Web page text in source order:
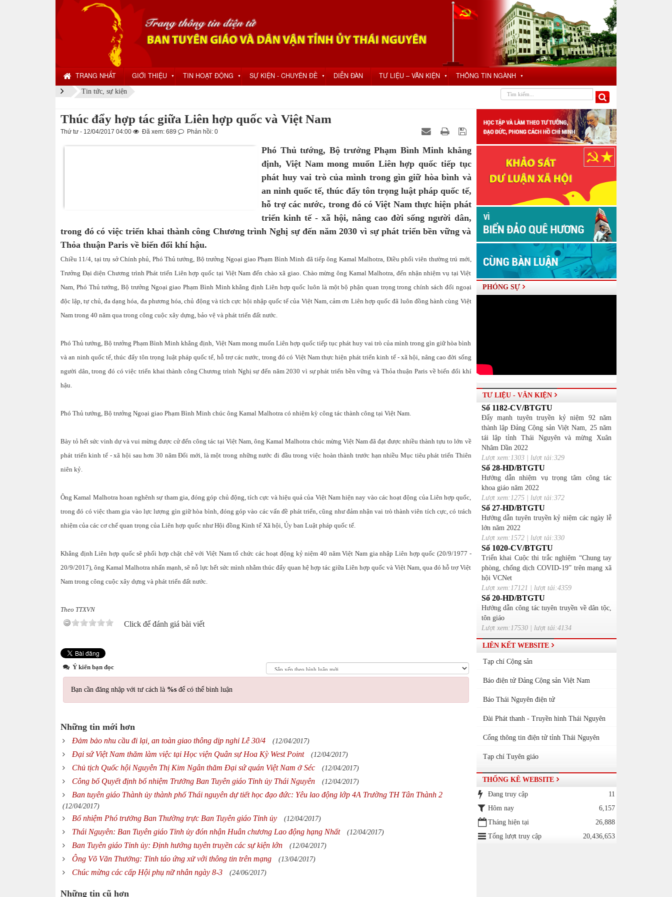
TRANG NHẤT GIỚI THIỆU ▼ TIN HOẠT ĐỘNG ▼ SỰ KIỆN - CHUYÊN ĐỀ ▼ DIỄN ĐÀN TƯ LIỆU – VĂN KIỆN ▼ THÔNG TIN NGÀNH ▼
Tin tức, sự kiện
Thúc đẩy hợp tác giữa Liên hợp quốc và Việt Nam
Thứ tư - 12/04/2017 04:00 Đã xem: 689 Phản hồi: 0
Phó Thủ tướng, Bộ trưởng Phạm Bình Minh khẳng
định, Việt Nam mong muốn Liên hợp quốc tiếp tục
phát huy vai trò của mình trong gìn giữ hòa bình và
an ninh quốc tế, thúc đẩy tôn trọng luật pháp quốc tế,
hỗ trợ các nước, trong đó có Việt Nam thực hiện phát
triển kinh tế - xã hội, nâng cao đời sống người dân,
trong đó có việc triển khai thành công Chương trình Nghị sự đến năm 2030 vì sự phát triển bền vững và
Thỏa thuận Paris về biến đổi khí hậu.
Chiều 11/4, tại trụ sở Chính phủ, Phó Thủ tướng, Bộ trưởng Ngoại giao Phạm Bình Minh đã tiếp ông Kamal Malhotra, Điều phối viên thường trú mới,
Trưởng Đại diện Chương trình Phát triển Liên hợp quốc tại Việt Nam đến chào xã giao. Chào mừng ông Kamal Malhotra, đến nhận nhiệm vụ tại Việt
Nam, Phó Thủ tướng, Bộ trưởng Ngoại giao Phạm Bình Minh khẳng định Liên hợp quốc luôn là một bộ phận quan trọng trong chính sách đối ngoại
độc lập, tự chủ, đa dạng hóa, đa phương hóa, chủ động và tích cực hội nhập quốc tế của Việt Nam, cảm ơn Liên hợp quốc đã luôn đồng hành cùng Việt
Nam trong 40 năm qua trong công cuộc xây dựng, bảo vệ và phát triển đất nước.
Phó Thủ tướng, Bộ trưởng Phạm Bình Minh khẳng định, Việt Nam mong muốn Liên hợp quốc tiếp tục phát huy vai trò của mình trong gìn giữ hòa bình
và an ninh quốc tế, thúc đẩy tôn trọng luật pháp quốc tế, hỗ trợ các nước, trong đó có Việt Nam thực hiện phát triển kinh tế - xã hội, nâng cao đời sống
người dân, trong đó có việc triển khai thành công Chương trình Nghị sự đến năm 2030 vì sự phát triển bền vững và Thỏa thuận Paris về biến đổi khí
hậu.
Phó Thủ tướng, Bộ trưởng Ngoại giao Phạm Bình Minh chúc ông Kamal Malhotra có nhiệm kỳ công tác thành công tại Việt Nam.
Bày tỏ hết sức vinh dự và vui mừng được cử đến công tác tại Việt Nam, ông Kamal Malhotra chúc mừng Việt Nam đã đạt được nhiều thành tựu to lớn về
phát triển kinh tế - xã hội sau hơn 30 năm Đổi mới, là một trong những nước đi đầu trong việc hoàn thành trước hạn nhiều Mục tiêu phát triển Thiên
niên kỷ.
Ông Kamal Malhotra hoan nghênh sự tham gia, đóng góp chủ động, tích cực và hiệu quả của Việt Nam hiện nay vào các hoạt động của Liên hợp quốc,
trong đó có việc tham gia vào lực lượng gìn giữ hòa bình, đóng góp vào các vấn đề phát triển, cũng như đảm nhận vai trò thành viên tích cực, có trách
nhiệm của các cơ chế quan trọng của Liên hợp quốc như Hội đồng Kinh tế Xã hội, Ủy ban Luật pháp quốc tế.
Khẳng định Liên hợp quốc sẽ phối hợp chặt chẽ với Việt Nam tổ chức các hoạt động kỷ niệm 40 năm Việt Nam gia nhập Liên hợp quốc (20/9/1977 -
20/9/2017), ông Kamal Malhotra nhấn mạnh, sẽ nỗ lực hết sức mình nhằm thúc đẩy quan hệ hợp tác giữa Liên hợp quốc và Việt Nam, qua đó hỗ trợ Việt
Nam trong công cuộc xây dựng và phát triển đất nước.
Theo TTXVN
Click để đánh giá bài viết
Ý kiến bạn đọc
Bạn cần đăng nhập với tư cách là %s để có thể bình luận
Những tin mới hơn
Đảm bảo nhu cầu đi lại, an toàn giao thông dịp nghỉ Lễ 30/4 (12/04/2017)
Đại sứ Việt Nam thăm làm việc tại Học viện Quân sự Hoa Kỳ West Point (12/04/2017)
Chủ tịch Quốc hội Nguyễn Thị Kim Ngân thăm Đại sứ quán Việt Nam ở Séc (12/04/2017)
Công bố Quyết định bổ nhiệm Trưởng Ban Tuyên giáo Tỉnh ủy Thái Nguyên (12/04/2017)
Ban tuyên giáo Thành ủy thành phố Thái nguyên dự tiết học đạo đức: Yêu lao động lớp 4A Trường TH Tân Thành 2
(12/04/2017)
Bổ nhiệm Phó trưởng Ban Thường trực Ban Tuyên giáo Tỉnh ủy (12/04/2017)
Thái Nguyên: Ban Tuyên giáo Tỉnh ủy đón nhận Huân chương Lao động hạng Nhất (12/04/2017)
Ban Tuyên giáo Tỉnh ủy: Định hướng tuyên truyền các sự kiện lớn (12/04/2017)
Ông Võ Văn Thưởng: Tỉnh táo ứng xử với thông tin trên mạng (13/04/2017)
Chúc mừng các cấp Hội phụ nữ nhân ngày 8-3 (24/06/2017)
Những tin cũ hơn
PHÓNG SỰ
TƯ LIỆU - VĂN KIỆN
Số 1182-CV/BTGTU
Đẩy mạnh tuyên truyền kỷ niệm 92 năm
thành lập Đảng Cộng sản Việt Nam, 25 năm
tái lập tỉnh Thái Nguyên và mừng Xuân
Nhâm Dần 2022
Lượt xem:1303 | lượt tải:329
Số 28-HD/BTGTU
Hướng dẫn nhiệm vụ trọng tâm công tác
khoa giáo năm 2022
Lượt xem:1275 | lượt tải:372
Số 27-HD/BTGTU
Hướng dẫn tuyên truyền kỷ niệm các ngày lễ
lớn năm 2022
Lượt xem:1572 | lượt tải:330
Số 1020-CV/BTGTU
Triển khai Cuộc thi trắc nghiệm “Chung tay
phòng, chống dịch COVID-19” trên mạng xã
hội VCNet
Lượt xem:17121 | lượt tải:4359
Số 20-HD/BTGTU
Hướng dẫn công tác tuyên truyền về dân tộc,
tôn giáo
Lượt xem:17530 | lượt tải:4134
LIÊN KẾT WEBSITE
Tạp chí Cộng sản
Báo điện tử Đảng Cộng sản Việt Nam
Báo Thái Nguyên điện tử
Đài Phát thanh - Truyền hình Thái Nguyên
Cổng thông tin điện tử tỉnh Thái Nguyên
Tạp chí Tuyên giáo
THỐNG KÊ WEBSITE
Đang truy cập
11
Hôm nay
6,157
Tháng hiện tại
26,888
Tổng lượt truy cập
20,436,653